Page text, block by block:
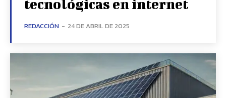
tecnológicas en internet
REDACCIÓN - 24 DE ABRIL DE 2025